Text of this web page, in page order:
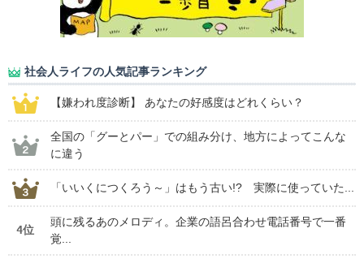
社会人ライフの人気記事ランキング
【嫌われ度診断】 あなたの好感度はどれくらい？
全国の「グーとパー」での組み分け、地方によってこんな
に違う
「いいくにつくろう～」はもう古い!? 実際に使っていた...
4位
頭に残るあのメロディ。企業の語呂合わせ電話番号で一番
覚...